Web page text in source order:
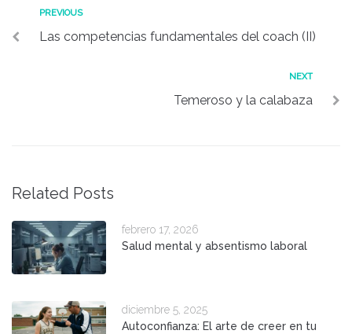
Navegación
de
Previous
PREVIOUS
Las competencias fundamentales del coach (II)
NEXT
Temeroso y la calabaza
Related Posts
febrero 17, 2026
Salud mental y absentismo laboral
diciembre 5, 2025
Autoconfianza: El arte de creer en tu